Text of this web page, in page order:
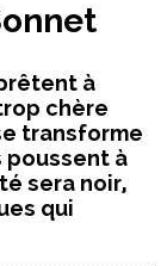
à
chère
transforme
poussent à
sera noir,
qui